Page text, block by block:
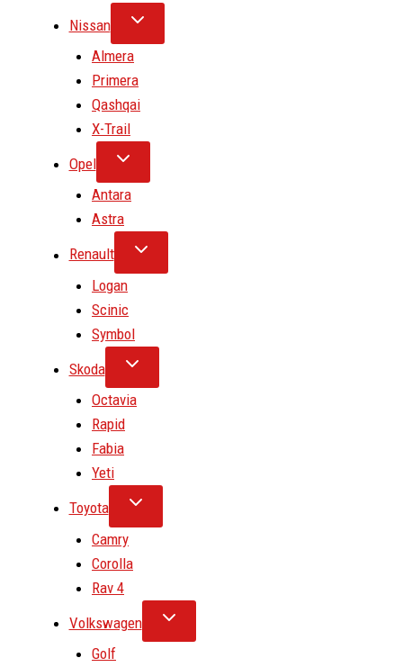
Nissan
Almera
Primera
Qashqai
X-Trail
Opel
Antara
Astra
Renault
Logan
Scinic
Symbol
Skoda
Octavia
Rapid
Fabia
Yeti
Toyota
Camry
Corolla
Rav 4
Volkswagen
Golf